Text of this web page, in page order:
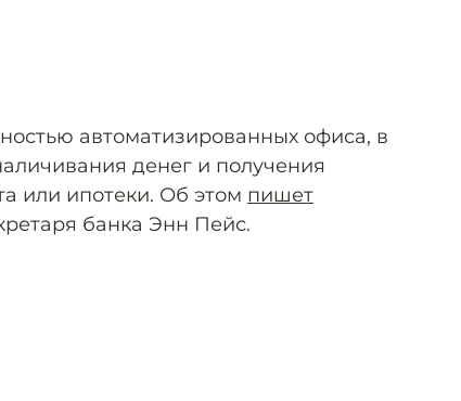
автоматизированных офиса, в
денег и получения
или ипотеки. Об этом пишет
банка Энн Пейс.